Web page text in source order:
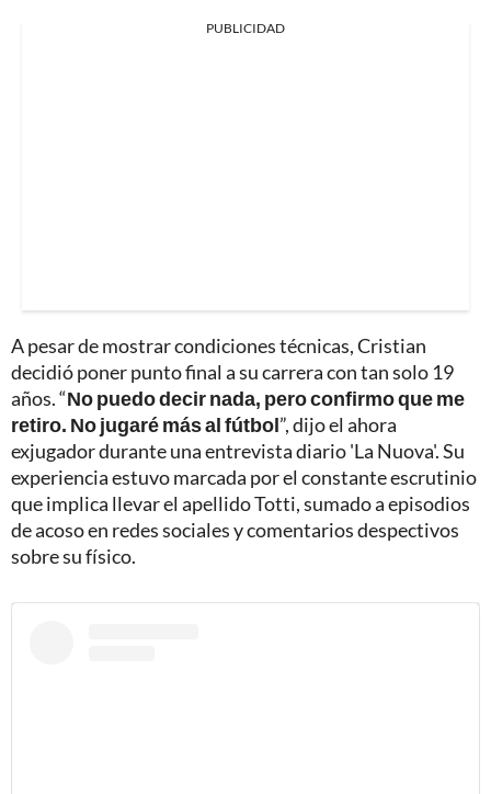
PUBLICIDAD
A pesar de mostrar condiciones técnicas, Cristian
decidió poner punto final a su carrera con tan solo 19
años. “No puedo decir nada, pero confirmo que me
retiro. No jugaré más al fútbol”, dijo el ahora
exjugador durante una entrevista diario 'La Nuova'. Su
experiencia estuvo marcada por el constante escrutinio
que implica llevar el apellido Totti, sumado a episodios
de acoso en redes sociales y comentarios despectivos
sobre su físico.